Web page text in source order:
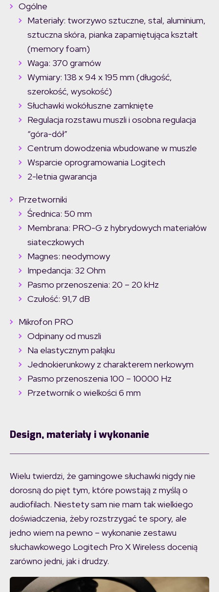
Ogólne
Materiały: tworzywo sztuczne, stal, aluminium,
sztuczna skóra, pianka zapamiętująca kształt
(memory foam)
Waga: 370 gramów
Wymiary: 138 x 94 x 195 mm (długość,
szerokość, wysokość)
Słuchawki wokółuszne zamknięte
Regulacja rozstawu muszli i osobna regulacja
“góra-dół”
Centrum dowodzenia wbudowane w muszle
Wsparcie oprogramowania Logitech
2-letnia gwarancja
Przetworniki
Średnica: 50 mm
Membrana: PRO-G z hybrydowych materiałów
siateczkowych
Magnes: neodymowy
Impedancja: 32 Ohm
Pasmo przenoszenia: 20 – 20 kHz
Czułość: 91,7 dB
Mikrofon PRO
Odpinany od muszli
Na elastycznym pałąku
Jednokierunkowy z charakterem nerkowym
Pasmo przenoszenia 100 – 10000 Hz
Przetwornik o wielkości 6 mm
Design, materiały i wykonanie
Wielu twierdzi, że gamingowe słuchawki nigdy nie
dorosną do pięt tym, które powstają z myślą o
audiofilach. Niestety sam nie mam tak wielkiego
doświadczenia, żeby rozstrzygać te spory, ale
jedno wiem na pewno – wykonanie zestawu
słuchawkowego Logitech Pro X Wireless docenią
zarówno jedni, jak i drudzy.